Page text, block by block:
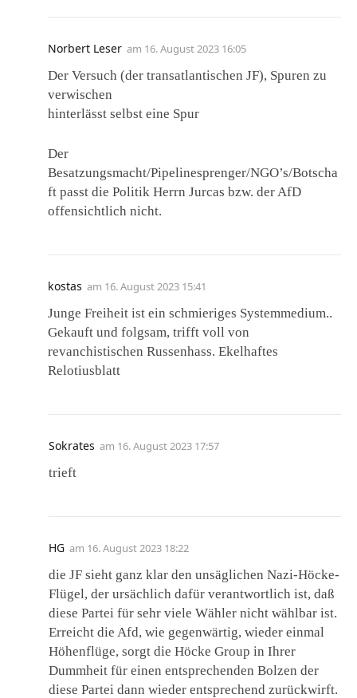
Norbert Leser am 16. August 2023 16:05
Der Versuch (der transatlantischen JF), Spuren zu
verwischen
hinterlässt selbst eine Spur
Der
Besatzungsmacht/Pipelinesprenger/NGO’s/Botscha
ft passt die Politik Herrn Jurcas bzw. der AfD
offensichtlich nicht.
kostas am 16. August 2023 15:41
Junge Freiheit ist ein schmieriges Systemmedium..
Gekauft und folgsam, trifft voll von
revanchistischen Russenhass. Ekelhaftes
Relotiusblatt
Sokrates am 16. August 2023 17:57
trieft
HG am 16. August 2023 18:22
die JF sieht ganz klar den unsäglichen Nazi-Höcke-
Flügel, der ursächlich dafür verantwortlich ist, daß
diese Partei für sehr viele Wähler nicht wählbar ist.
Erreicht die Afd, wie gegenwärtig, wieder einmal
Höhenflüge, sorgt die Höcke Group in Ihrer
Dummheit für einen entsprechenden Bolzen der
diese Partei dann wieder entsprechend zurückwirft.